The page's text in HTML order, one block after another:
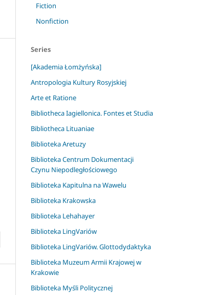
Fiction
Nonfiction
Series
[Akademia Łomżyńska]
Antropologia Kultury Rosyjskiej
Arte et Ratione
Bibliotheca Iagiellonica. Fontes et Studia
Bibliotheca Lituaniae
Biblioteka Aretuzy
Biblioteka Centrum Dokumentacji
Czynu Niepodległościowego
Biblioteka Kapitulna na Wawelu
Biblioteka Krakowska
Biblioteka Lehahayer
Biblioteka LingVariów
Biblioteka LingVariów. Glottodydaktyka
Biblioteka Muzeum Armii Krajowej w
Krakowie
Biblioteka Myśli Politycznej